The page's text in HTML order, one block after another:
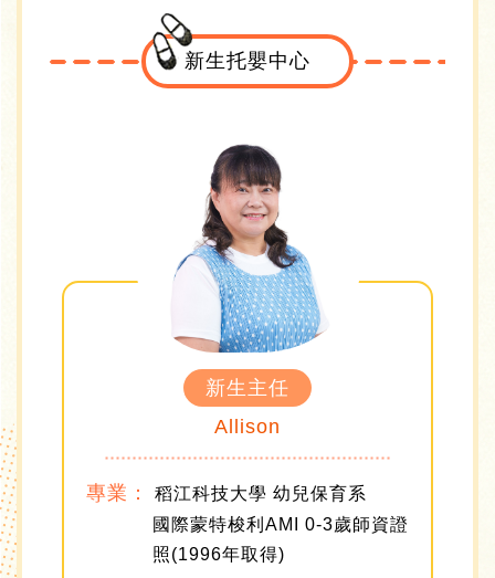
新生托嬰中心
新生主任
Allison
專業：
稻江科技大學 幼兒保育系
國際蒙特梭利AMI 0-3歲師資證
照(1996年取得)